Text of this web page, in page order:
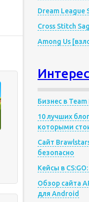
Dream League
Cross Stitch
Among Us
Бизнес в
10 лучших
которыми
Сайт
безопасно
Кейсы в
Обзор сайта
для Android